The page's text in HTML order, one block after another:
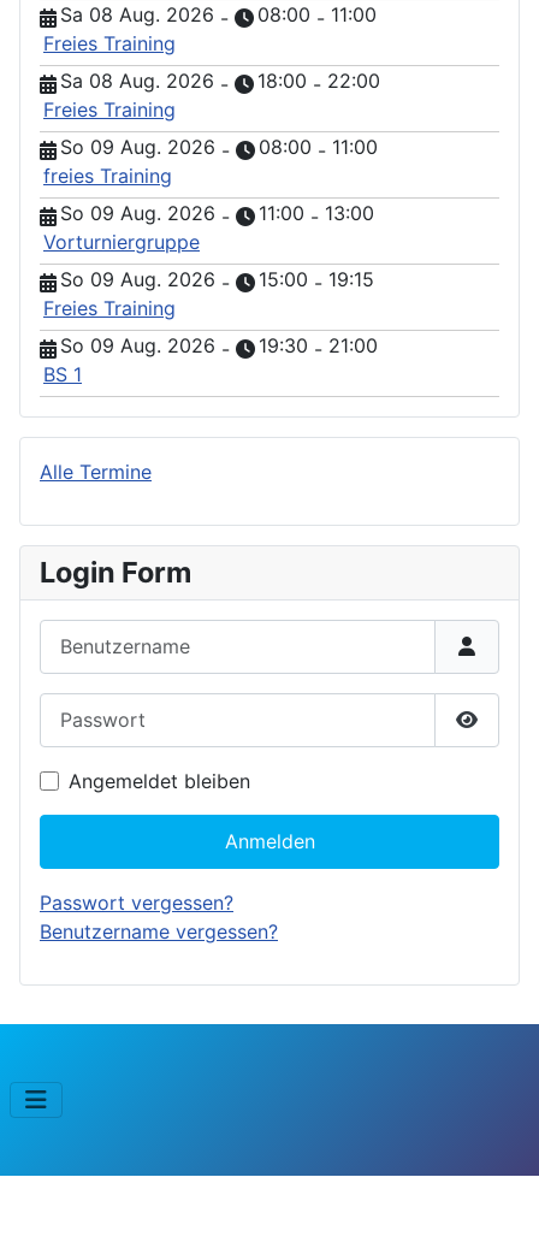
Sa 08 Aug. 2026 - 08:00 - 11:00
Freies Training
Sa 08 Aug. 2026 - 18:00 - 22:00
Freies Training
So 09 Aug. 2026 - 08:00 - 11:00
freies Training
So 09 Aug. 2026 - 11:00 - 13:00
Vorturniergruppe
So 09 Aug. 2026 - 15:00 - 19:15
Freies Training
So 09 Aug. 2026 - 19:30 - 21:00
BS 1
Alle Termine
Login Form
Angemeldet bleiben
Anmelden
Passwort vergessen?
Benutzername vergessen?